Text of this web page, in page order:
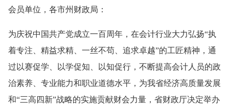
会员单位，各市州财政局：
为庆祝中国共产党成立一百周年，在会计行业大力弘扬“执
着专注、精益求精、一丝不苟、追求卓越”的工匠精神，通
过以赛促学、以学促知、以知促行，不断提高会计人员的政
治素养、专业能力和职业道德水平，为我省经济高质量发展
和“三高四新”战略的实施贡献财会力量，省财政厅决定举办